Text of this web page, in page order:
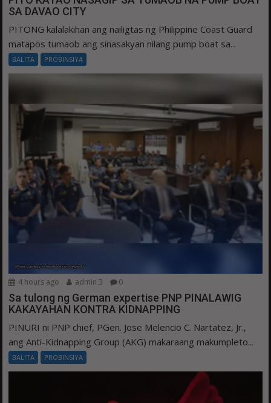
SA DAVAO CITY
PITONG kalalakihan ang nailigtas ng Philippine Coast Guard
matapos tumaob ang sinasakyan nilang pump boat sa...
BALITA PROBINSIYA
4 hours ago admin 3 0
Sa tulong ng German expertise PNP PINALAWIG
KAKAYAHAN KONTRA KIDNAPPING
PINURI ni PNP chief, PGen. Jose Melencio C. Nartatez, Jr.,
ang Anti-Kidnapping Group (AKG) makaraang makumpleto...
BALITA PROBINSIYA